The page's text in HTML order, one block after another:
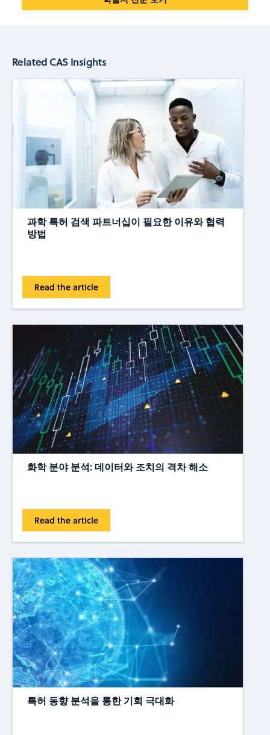
Related CAS Insights
과학 특허 검색 파트너십이 필요한 이유와 협력
방법
Read the article
화학 분야 분석: 데이터와 조치의 격차 해소
Read the article
특허 동향 분석을 통한 기회 극대화